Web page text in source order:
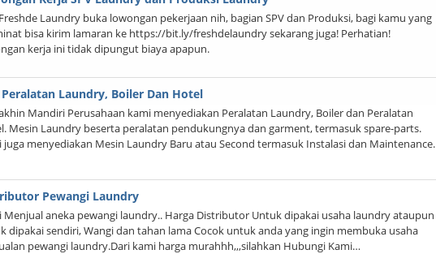
Laundry buka lowongan pekerjaan nih, bagian SPV dan Produksi, bagi kamu yang
bisa kirim lamaran ke https://bit.ly/freshdelaundry sekarang juga! Perhatian!
kerja ini tidak dipungut biaya apapun.
Peralatan Laundry, Boiler Dan Hotel
Mandiri Perusahaan kami menyediakan Peralatan Laundry, Boiler dan Peralatan
Mesin Laundry beserta peralatan pendukungnya dan garment, termasuk spare-parts.
juga menyediakan Mesin Laundry Baru atau Second termasuk Instalasi dan Maintenance.
Pewangi Laundry
Menjual aneka pewangi laundry.. Harga Distributor Untuk dipakai usaha laundry ataupun
dipakai sendiri, Wangi dan tahan lama Cocok untuk anda yang ingin membuka usaha
pewangi laundry.Dari kami harga murahhh,,,silahkan Hubungi Kami…